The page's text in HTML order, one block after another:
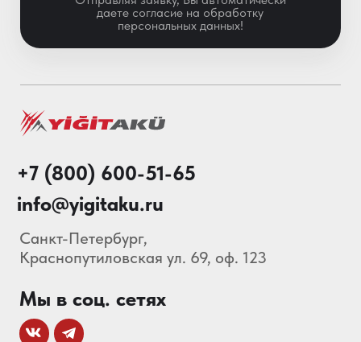
Особенности АКБ
Блог
О нас
© 2013-2026 Складские
Технологии Все права защищены.
Политика конфиденциальности